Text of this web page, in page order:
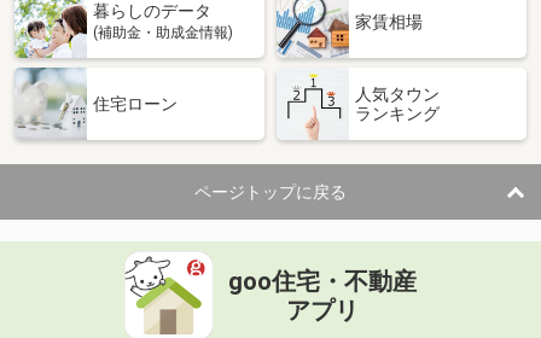
土地面積
青森県八戸市田向４
3,880万円
住 所
青森県八戸市田向４
建物面積 107.65m²
土地面積 209.35m²
青森県八戸市大字妙字西平
価 格
住 所
青森県八戸市大字妙字西平
暮らしのデータ
(補助金・助成金情報)
家賃相場
住宅ローン
人気タウン
ランキング
ページトップに戻る
goo住宅・不動産
アプリ